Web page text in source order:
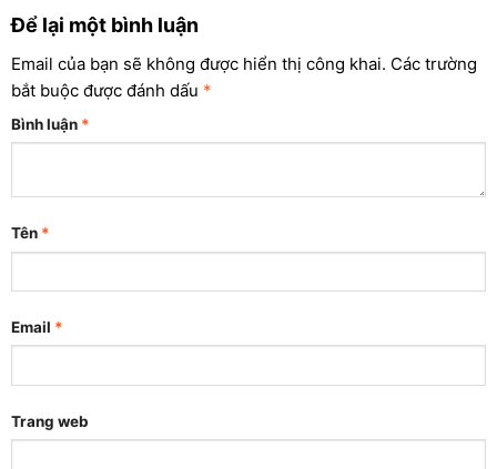
Để lại một bình luận
Email của bạn sẽ không được hiển thị công khai. Các trường
bắt buộc được đánh dấu *
Bình luận *
Tên *
Email *
Trang web